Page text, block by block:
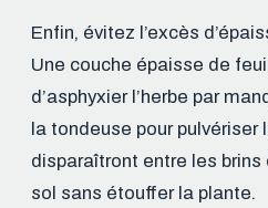
Enfin, évitez l’excès
Une couche épaisse de
d’asphyxier l’herbe par
la tondeuse pour pulvériser
disparaîtront entre les brins
sol sans étouffer la plante.